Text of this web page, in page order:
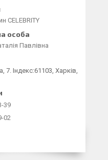
CELEBRITY
Павлівна
7. Індекс:61103, Харків,
39
02